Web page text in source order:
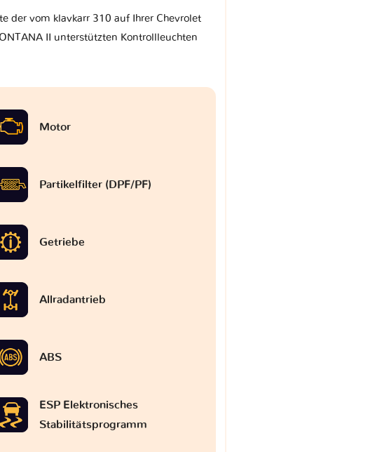
der vom klavkarr 310 auf Ihrer Chevrolet
II unterstützten Kontrollleuchten
Motor
Partikelfilter (DPF/PF)
Getriebe
Allradantrieb
ABS
ESP Elektronisches
Stabilitätsprogramm